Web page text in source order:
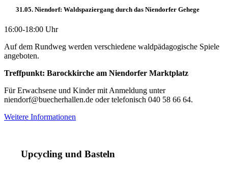
31.05. Niendorf: Waldspaziergang durch das Niendorfer Gehege
16:00-18:00 Uhr
Auf dem Rundweg werden verschiedene waldpädagogische Spiele
angeboten.
Treffpunkt: Barockkirche am Niendorfer Marktplatz
Für Erwachsene und Kinder mit Anmeldung unter
niendorf@buecherhallen.de oder telefonisch 040 58 66 64.
Weitere Informationen
Upcycling und Basteln